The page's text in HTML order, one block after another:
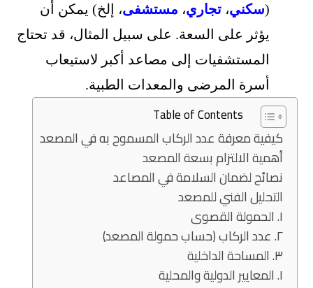
(سكني، تجاري، مستشفى، إلخ) يمكن أن
يؤثر على السعة. على سبيل المثال، قد تحتاج
المستشفيات إلى مصاعد أكبر لاستيعاب
أسرة المرضى والمعدات الطبية.
Table of Contents
كيفية معرفة عدد الركاب المسموح به في المصعد
أهمية الالتزام بسعة المصعد
نصائح لضمان السلامة في المصاعد
التحليل الفني للمصعد
١. الحمولة القصوى
٢. عدد الركاب (حساب حمولة المصعد)
٣. المساحة الداخلية
١. المعايير الدولية والمحلية